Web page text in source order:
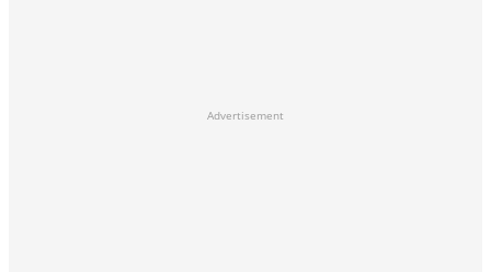
Advertisement